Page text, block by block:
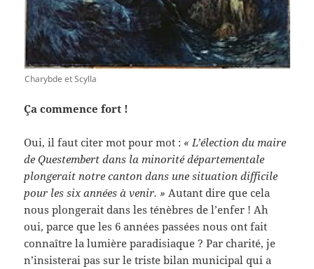
Charybde et Scylla
Ça commence fort !
Oui, il faut citer mot pour mot : «L’élection du maire
de Questembert dans la minorité départementale
plongerait notre canton dans une situation difficile
pour les six années à venir. »Autant dire que cela
nous plongerait dans les ténèbres de l’enfer ! Ah
oui, parce que les 6 années passées nous ont fait
connaître la lumière paradisiaque ? Par charité, je
n’insisterai pas sur le triste bilan municipal qui a